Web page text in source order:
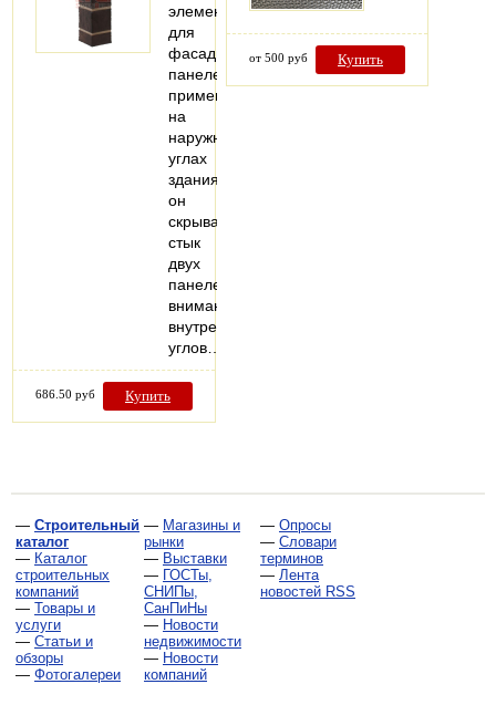
элемент
для
фасадных
панелей
применяется
на
наружных
углах
здания,
он
скрывает
стык
двух
панелей.Обратите
внимание:
внутренних
углов…
686.50 руб Купить
от 500 руб Купить
— Строительный
каталог
— Каталог
строительных
компаний
— Товары и
услуги
— Статьи и
обзоры
— Фотогалереи
— Магазины и
рынки
— Выставки
— ГОСТы,
СНИПы,
СанПиНы
— Новости
недвижимости
— Новости
компаний
— Опросы
— Словари
терминов
— Лента
новостей RSS